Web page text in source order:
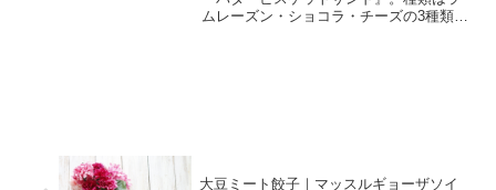
ムレーズン・ショコラ・チーズの3種類。
大豆ミート餃子｜マッスルギョーザソイ